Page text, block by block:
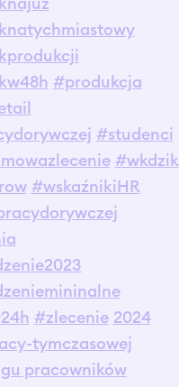
#produkcja
#studenci
#wkdzik
#wskaźnikiHR
#zlecenie 2024
tymczasowej
pracowników